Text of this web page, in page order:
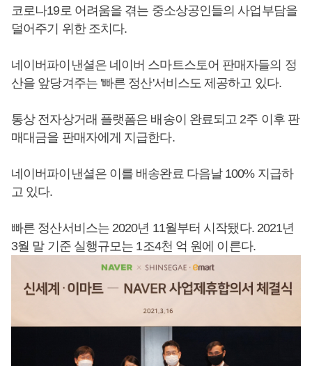
코로나19로 어려움을 겪는 중소상공인들의 사업부담을
덜어주기 위한 조치다.
네이버파이낸셜은 네이버 스마트스토어 판매자들의 정
산을 앞당겨주는 '빠른 정산'서비스도 제공하고 있다.
통상 전자상거래 플랫폼은 배송이 완료되고 2주 이후 판
매대금을 판매자에게 지급한다.
네이버파이낸셜은 이를 배송완료 다음날 100% 지급하
고 있다.
빠른 정산서비스는 2020년 11월부터 시작됐다. 2021년
3월 말 기준 실행규모는 1조4천 억 원에 이른다.